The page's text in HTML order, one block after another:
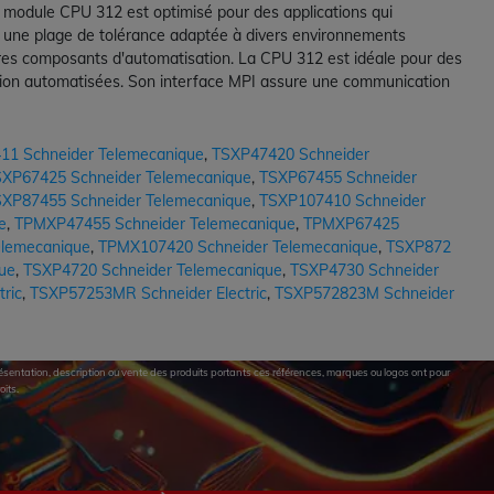
CPU 312 est optimisé pour des applications qui
plage de tolérance adaptée à divers environnements
composants d'automatisation. La CPU 312 est idéale pour des
automatisées. Son interface MPI assure une communication
Schneider Telemecanique, TSXP47420 Schneider
Schneider Telemecanique, TSXP67455 Schneider
Schneider Telemecanique, TSXP107410 Schneider
, TPMXP47455 Schneider Telemecanique, TPMXP67425
, TPMX107420 Schneider Telemecanique, TSXP872
, TSXP4720 Schneider Telemecanique, TSXP4730 Schneider
, TSXP57253MR Schneider Electric, TSXP572823M Schneider
description ou vente des produits portants ces références, marques ou logos ont pour